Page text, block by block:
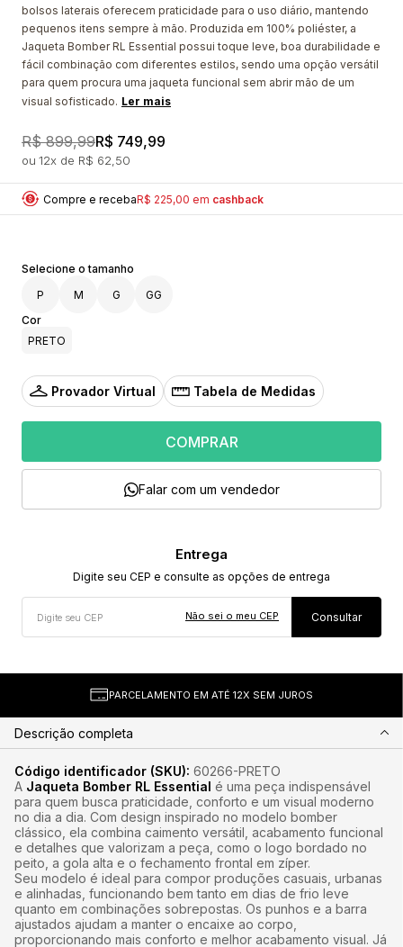
bolsos laterais oferecem praticidade para o uso diário, mantendo
pequenos itens sempre à mão. Produzida em 100% poliéster, a
Jaqueta Bomber RL Essential possui toque leve, boa durabilidade e
fácil combinação com diferentes estilos, sendo uma opção versátil
para quem procura uma jaqueta funcional sem abrir mão de um
visual sofisticado. Ler mais
R$ 899,99R$ 749,99
12x R$ 62,50
Compre e recebaR$ 225,00 em cashback
P M G
GG
Cor
PRETO
Provador Virtual Tabela de Medidas
COMPRAR
Falar com um vendedor
Não sei o meu CEP
PARCELAMENTO EM ATÉ 12X SEM JUROS
Descrição completa
Código identificador (SKU): 60266-PRETO
A Jaqueta Bomber RL Essential é uma peça indispensável
para quem busca praticidade, conforto e um visual moderno
no dia a dia. Com design inspirado no modelo bomber
clássico, ela combina caimento versátil, acabamento funcional
e detalhes que valorizam a peça, como o logo bordado no
peito, a gola alta e o fechamento frontal em zíper.
Seu modelo é ideal para compor produções casuais, urbanas
e alinhadas, funcionando bem tanto em dias de frio leve
quanto em combinações sobrepostas. Os punhos e a barra
ajustados ajudam a manter o encaixe ao corpo,
proporcionando mais conforto e melhor acabamento visual. Já